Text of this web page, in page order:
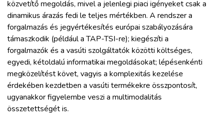
közvetítő megoldás, mivel a jelenlegi piaci igényeket csak a
dinamikus árazás fedi le teljes mértékben. A rendszer a
forgalmazás és jegyértékesítés európai szabályozására
támaszkodik (például a TAP-TSI-re); kiegészíti a
forgalmazók és a vasúti szolgáltatók közötti költséges,
egyedi, kétoldalú informatikai megoldásokat; lépésenkénti
megközelítést követ, vagyis a komplexitás kezelése
érdekében kezdetben a vasúti termékekre összpontosít,
ugyanakkor figyelembe veszi a multimodalitás
összetettségét is.